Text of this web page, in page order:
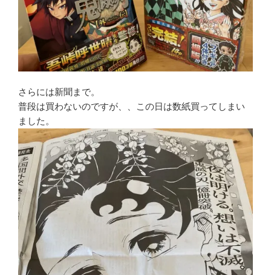
さらには新聞まで。
普段は買わないのですが、、この日は数紙買ってしまい
ました。